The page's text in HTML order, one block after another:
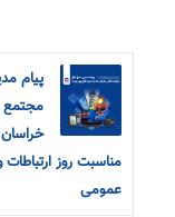
پیام
مجتمع
مناسبت روز ارتباطات
عمومی